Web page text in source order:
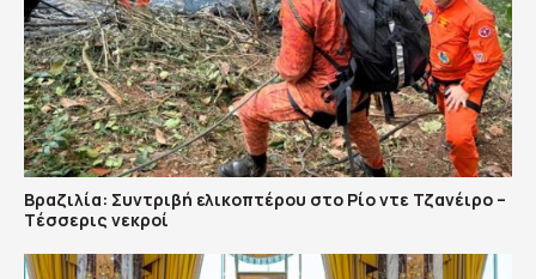
Βραζιλία: Συντριβή ελικοπτέρου στο Ρίο ντε Τζανέιρο –
Tέσσερις νεκροί